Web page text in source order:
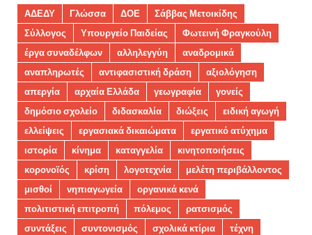
ΑΔΕΔΥ Γλώσσα ΔΟΕ
Σάββας Μετοικίδης
Σύλλογος
Υπουργείο Παιδείας
Φωτεινή Φραγκούλη
έργα συναδέλφων
αλληλεγγύη
αναδρομικά
αναπληρωτές
αντιφασιστική δράση
αξιολόγηση
απεργία
αρχαία Ελλάδα γεωγραφία
γονείς
δημόσιο σχολείο
διδασκαλία διώξεις
ειδική αγωγή
ελλείψεις
εργασιακά δικαιώματα
εργατικό ατύχημα
ιστορία
κίνημα καταγγελία
κινητοποιήσεις
κορονοϊός
κρίση λογοτεχνία
μελέτη περιβάλλοντος
μισθοί
νηπιαγωγεία
οργανικά κενά
πολιτιστική επιτροπή
πόλεμος
ρατσισμός
συντάξεις
συντονισμός σχολικά κτίρια
τέχνη